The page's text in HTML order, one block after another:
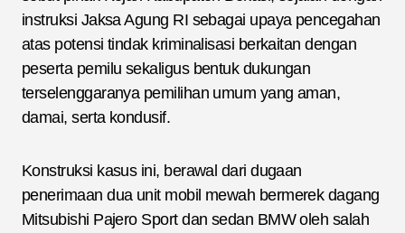
instruksi Jaksa Agung RI sebagai upaya pencegahan
atas potensi tindak kriminalisasi berkaitan dengan
peserta pemilu sekaligus bentuk dukungan
terselenggaranya pemilihan umum yang aman,
damai, serta kondusif.
Konstruksi kasus ini, berawal dari dugaan
penerimaan dua unit mobil mewah bermerek dagang
Mitsubishi Pajero Sport dan sedan BMW oleh salah